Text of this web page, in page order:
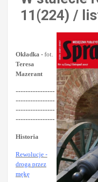
11(224) /
Okładka - fot.
Teresa
Mazerant
----------------
----------------
----------------
----------------
Historia
Rewolucje -
droga przez
mękę